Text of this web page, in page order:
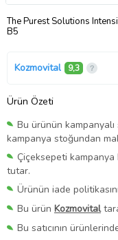
The Purest Solutions
B5
Kozmovital 9,3
Ürün Özeti
Bu ürünün kampanyalı
kampanya stoğundan
Çiçeksepeti kampanya
tutar.
Ürünün iade
Bu ürün Kozmovital
Bu satıcının